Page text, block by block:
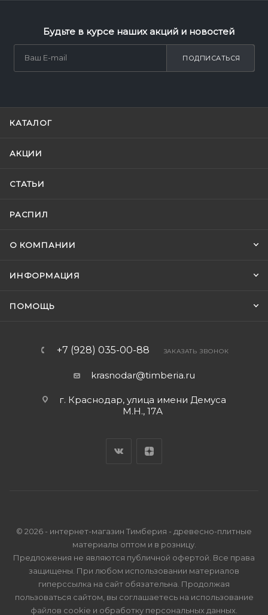
Будьте в курсе наших акций и новостей
ПОДПИСАТЬСЯ
КАТАЛОГ
АКЦИИ
СТАТЬИ
РАСПИЛ
О КОМПАНИИ
ИНФОРМАЦИЯ
ПОМОЩЬ
+7 (928) 035-00-88 ЗАКАЗАТЬ ЗВОНОК
krasnodar@timberia.ru
г. Краснодар, улица имени Демуса
М.Н., 17А
© 2026 - интернет-магазин Тимберия - древесно-плитные
материалы оптом и в розницу.
Предложения не являются публичной офертой. Все права
защищены. При любом использовании материалов
гиперссылка на сайт обязательна. Продолжая
пользоваться сайтом, вы соглашаетесь на использование
файлов cookie и обработку персональных данных